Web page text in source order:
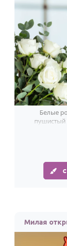
Белые
пушистый
Милая